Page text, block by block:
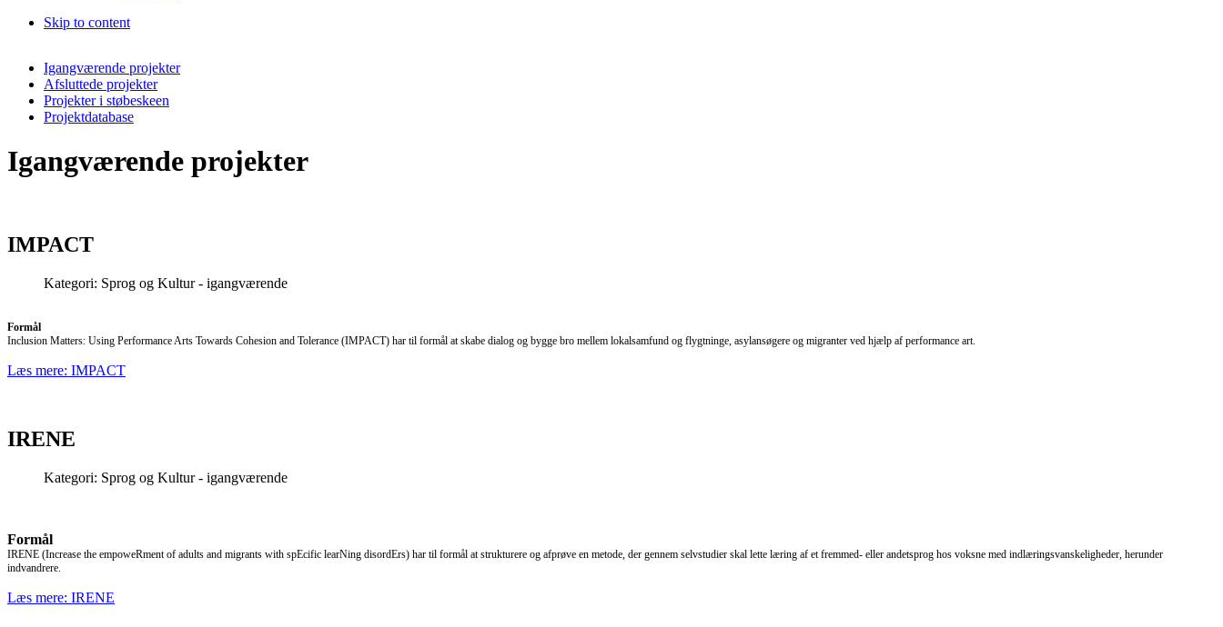
Skip to content
Igangværende projekter
Afsluttede projekter
Projekter i støbeskeen
Projektdatabase
Igangværende projekter
IMPACT
Kategori: Sprog og Kultur - igangværende
Formål
Inclusion Matters: Using Performance Arts Towards Cohesion and Tolerance (IMPACT) har til formål at skabe dialog og bygge bro mellem lokalsamfund og flygtninge, asylansøgere og migranter ved hjælp af performance art.
Læs mere: IMPACT
IRENE
Kategori: Sprog og Kultur - igangværende
Formål
IRENE (Increase the empoweRment of adults and migrants with spEcific learNing disordErs) har til formål at strukturere og afprøve en metode, der gennem selvstudier skal lette læring af et fremmed- eller andetsprog hos voksne med indlæringsvanskeligheder, herunder
indvandrere.
Læs mere: IRENE